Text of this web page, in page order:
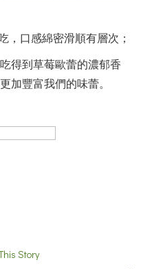
，口感綿密滑順有層次；
得到草莓歐蕾的濃郁香
加豐富我們的味蕾。
Story